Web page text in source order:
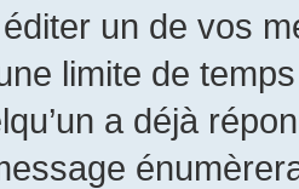
un de vos
limite de
a déjà